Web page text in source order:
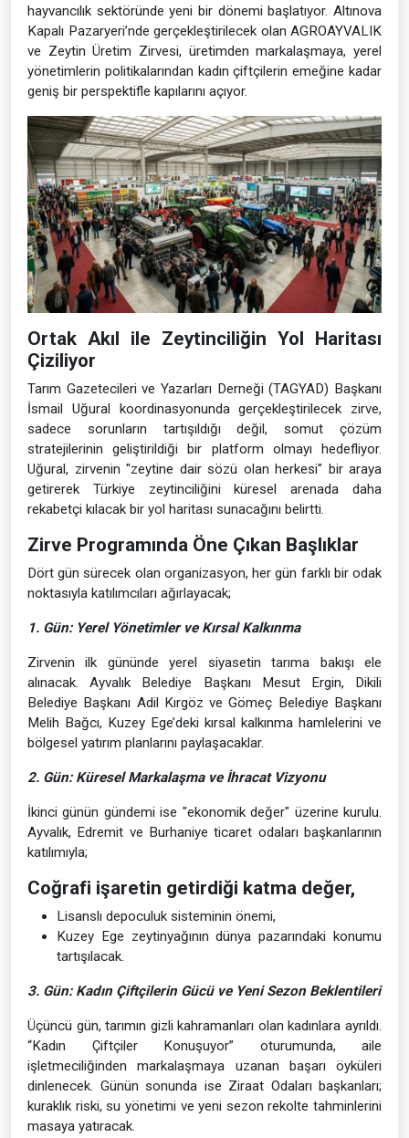
hayvancılık sektöründe yeni bir dönemi başlatıyor. Altınova
Kapalı Pazaryeri’nde gerçekleştirilecek olan AGROAYVALIK
ve Zeytin Üretim Zirvesi, üretimden markalaşmaya, yerel
yönetimlerin politikalarından kadın çiftçilerin emeğine kadar
geniş bir perspektifle kapılarını açıyor.
Ortak Akıl ile Zeytinciliğin Yol Haritası
Çiziliyor
Tarım Gazetecileri ve Yazarları Derneği (TAGYAD) Başkanı
İsmail Uğural koordinasyonunda gerçekleştirilecek zirve,
sadece sorunların tartışıldığı değil, somut çözüm
stratejilerinin geliştirildiği bir platform olmayı hedefliyor.
Uğural, zirvenin "zeytine dair sözü olan herkesi" bir araya
getirerek Türkiye zeytinciliğini küresel arenada daha
rekabetçi kılacak bir yol haritası sunacağını belirtti.
Zirve Programında Öne Çıkan Başlıklar
Dört gün sürecek olan organizasyon, her gün farklı bir odak
noktasıyla katılımcıları ağırlayacak;
1. Gün: Yerel Yönetimler ve Kırsal Kalkınma
Zirvenin ilk gününde yerel siyasetin tarıma bakışı ele
alınacak. Ayvalık Belediye Başkanı Mesut Ergin, Dikili
Belediye Başkanı Adil Kırgöz ve Gömeç Belediye Başkanı
Melih Bağcı, Kuzey Ege’deki kırsal kalkınma hamlelerini ve
bölgesel yatırım planlarını paylaşacaklar.
2. Gün: Küresel Markalaşma ve İhracat Vizyonu
İkinci günün gündemi ise "ekonomik değer" üzerine kurulu.
Ayvalık, Edremit ve Burhaniye ticaret odaları başkanlarının
katılımıyla;
Coğrafi işaretin getirdiği katma değer,
Lisanslı depoculuk sisteminin önemi,
Kuzey Ege zeytinyağının dünya pazarındaki konumu
tartışılacak.
3. Gün: Kadın Çiftçilerin Gücü ve Yeni Sezon Beklentileri
Üçüncü gün, tarımın gizli kahramanları olan kadınlara ayrıldı.
“Kadın Çiftçiler Konuşuyor” oturumunda, aile
işletmeciliğinden markalaşmaya uzanan başarı öyküleri
dinlenecek. Günün sonunda ise Ziraat Odaları başkanları;
kuraklık riski, su yönetimi ve yeni sezon rekolte tahminlerini
masaya yatıracak.